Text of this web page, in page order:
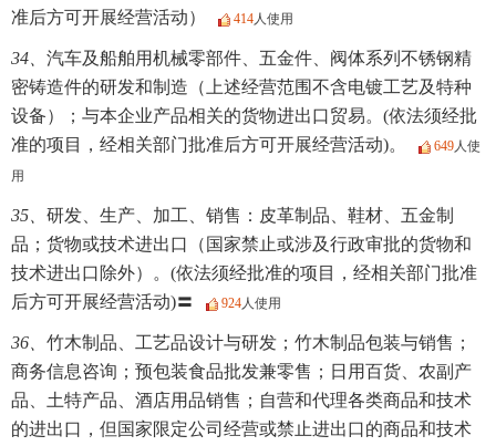
准后方可开展经营活动）
414人使用
34、 汽车及船舶用机械零部件、五金件、阀体系列不锈钢精
密铸造件的研发和制造（上述经营范围不含电镀工艺及特种
设备）；与本企业产品相关的货物进出口贸易。(依法须经批
准的项目，经相关部门批准后方可开展经营活动)。
649人使
用
35、 研发、生产、加工、销售：皮革制品、鞋材、五金制
品；货物或技术进出口（国家禁止或涉及行政审批的货物和
技术进出口除外）。(依法须经批准的项目，经相关部门批准
后方可开展经营活动)〓
924人使用
36、 竹木制品、工艺品设计与研发；竹木制品包装与销售；
商务信息咨询；预包装食品批发兼零售；日用百货、农副产
品、土特产品、酒店用品销售；自营和代理各类商品和技术
的进出口，但国家限定公司经营或禁止进出口的商品和技术